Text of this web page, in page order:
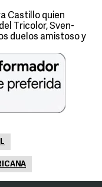
Castillo quien
Tricolor, Sven-
duelos amistoso y